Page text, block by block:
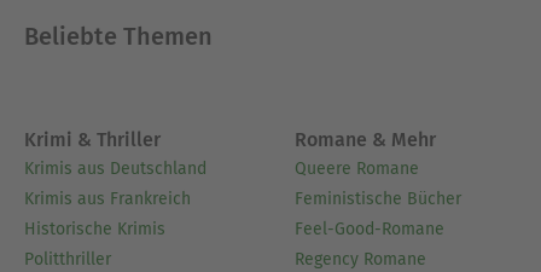
Beliebte Themen
Krimi & Thriller
Krimis aus Deutschland
Krimis aus Frankreich
Historische Krimis
Politthriller
Romane & Mehr
Queere Romane
Feministische Bücher
Feel-Good-Romane
Regency Romane